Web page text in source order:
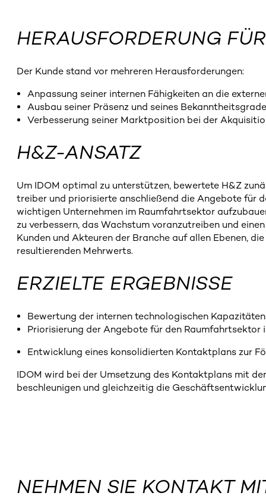
HERAUSFORDERUNG
Der Kunde stand vor mehreren Herausforderungen:
Anpassung seiner internen Fähigkeiten an die
Ausbau seiner Präsenz und seines
Verbesserung seiner Marktposition bei der
H&Z-ANSATZ
Um IDOM optimal zu unterstützen, bewertete H&Z
treiber und priorisierte anschließend die Angebote für
wichtigen Unternehmen im Raumfahrtsektor
zu verbessern, das Wachstum voranzutreiben und
Kunden und Akteuren der Branche auf allen Ebenen,
resultierenden Mehrwerts.
ERZIELTE ERGEBNISSE
Bewertung der internen technologischen
Priorisierung der Angebote für den
Entwicklung eines konsolidierten Kontaktplans zur
IDOM wird bei der Umsetzung des Kontaktplans mit
beschleunigen und gleichzeitig die
NEHMEN SIE KONTAKT